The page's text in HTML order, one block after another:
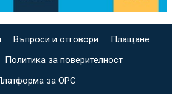
Въпроси и отговори
Плащане
Политика за поверителност
за ОРС